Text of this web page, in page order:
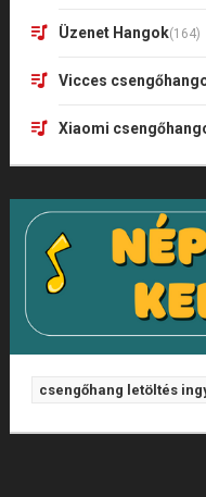
Üzenet Hangok(164)
Vicces
Xiaomi
csengőhang letöltés